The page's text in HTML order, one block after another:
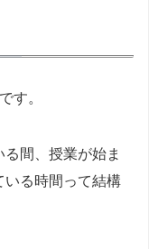
です。
間、授業が始ま
いる時間って結構